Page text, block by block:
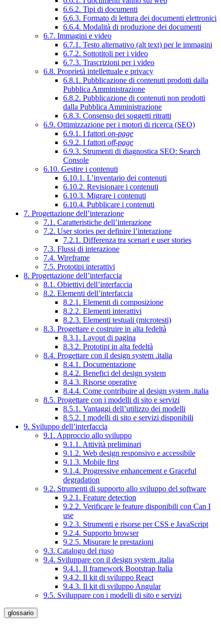
6.6.2. Tipi di documenti
6.6.3. Formato di lettura dei documenti elettronici
6.6.4. Modalità di produzione dei documenti
6.7. Immagini e video
6.7.1. Testo alternativo (alt text) per le immagini
6.7.2. Sottotitoli per i video
6.7.3. Trascrizioni per i video
6.8. Proprietà intellettuale e privacy
6.8.1. Pubblicazione di contenuti prodotti dalla
Pubblica Amministrazione
6.8.2. Pubblicazione di contenuti non prodotti
dalla Pubblica Amministrazione
6.8.3. Consenso dei soggetti ritratti
6.9. Ottimizzazione per i motori di ricerca (SEO)
6.9.1. I fattori on-page
6.9.2. I fattori off-page
6.9.3. Strumenti di diagnostica SEO: Search
Console
6.10. Gestire i contenuti
6.10.1. L’inventario dei contenuti
6.10.2. Revisionare i contenuti
6.10.3. Migrare i contenuti
6.10.4. Pubblicare i contenuti
7. Progettazione dell’interazione
7.1. Caratteristiche dell’interazione
7.2. User stories per definire l’interazione
7.2.1. Differenza tra scenari e user stories
7.3. Flussi di interazione
7.4. Wireframe
7.5. Prototipi interattivi
8. Progettazione dell’interfaccia
8.1. Obiettivi dell’interfaccia
8.2. Elementi dell’interfaccia
8.2.1. Elementi di composizione
8.2.2. Elementi interattivi
8.2.3. Elementi testuali (microtesti)
8.3. Progettare e costruire in alta fedeltà
8.3.1. Layout di pagina
8.3.2. Prototipi in alta fedeltà
8.4. Progettare con il design system .italia
8.4.1. Documentazione
8.4.2. Benefici del design system
8.4.3. Risorse operative
8.4.4. Come contribuire al design system .italia
8.5. Progettare con i modelli di sito e servizi
8.5.1. Vantaggi dell’utilizzo dei modelli
8.5.2. I modelli di sito e servizi disponibili
9. Sviluppo dell’interfaccia
9.1. Approccio allo sviluppo
9.1.1. Attività preliminari
9.1.2. Web design responsivo e accessibile
9.1.3. Mobile first
9.1.4. Progressive enhancement e Graceful
degradation
9.2. Strumenti di supporto allo sviluppo del software
9.2.1. Feature detection
9.2.2. Verificare le feature disponibili con Can I
use
9.2.3. Strumenti e risorse per CSS e JavaScript
9.2.4. Supporto browser
9.2.5. Misurare le prestazioni
9.3. Catalogo del riuso
9.4. Sviluppare con il design system .italia
9.4.1. Il framework Bootstrap Italia
9.4.2. Il kit di sviluppo React
9.4.3. Il kit di sviluppo Angular
9.5. Sviluppare con i modelli di sito e servizi
glossario